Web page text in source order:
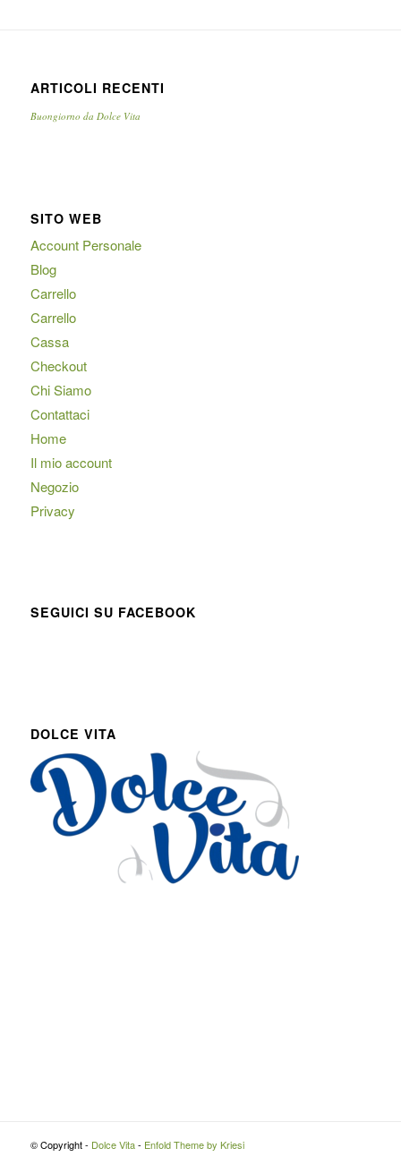
ARTICOLI RECENTI
Buongiorno da Dolce Vita
SITO WEB
Account Personale
Blog
Carrello
Carrello
Cassa
Checkout
Chi Siamo
Contattaci
Home
Il mio account
Negozio
Privacy
SEGUICI SU FACEBOOK
DOLCE VITA
© Copyright - Dolce Vita- Enfold Theme by Kriesi